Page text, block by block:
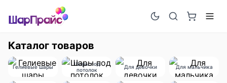
Каталог товаров
Гелиевые шары
Шары под
потолок
Для девочки Для мальчика